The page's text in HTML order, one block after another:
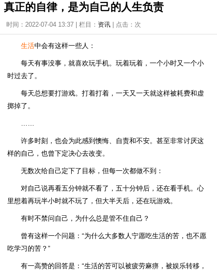
真正的自律，是为自己的人生负责
时间：2022-07-04 13:37 | 栏目： 资讯 | 点击： 次
生活中会有这样一些人：
每天有事没事，就喜欢玩手机。玩着玩着，一个小时又一个小
时过去了。
每天总想要打游戏。打着打着，一天又一天就这样被耗费和虚
掷掉了。
许多时刻，也会为此感到懊悔、自责和不安。甚至非常讨厌这
样的自己，也曾下定决心去改变。
无数次给自己定下了目标，但每一次都做不到：
对自己说再看五分钟就不看了，五十分钟后，还在看手机。心
里想着再玩半小时就不玩了，但大半天后，还在玩游戏。
有时不禁问自己，为什么总是管不住自己？
曾有这样一个问题：“为什么大多数人宁愿吃生活的苦，也不愿
吃学习的苦？”
有一高赞的回答是：“生活的苦可以被疲劳麻痹，被娱乐转移，